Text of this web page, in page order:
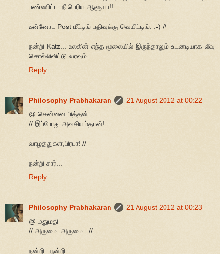
பண்ணிட்ட. நீ பெரிய ஆளுயா!!
உன்னோட Post மீட்டிங் பதிவுக்கு வெயிட்டிங். :-) //
நன்றி Katz... உலகின் எந்த மூலையில் இருந்தாலும் உடனடியாக லீவு
சொல்லிவிட்டு வரவும்...
Reply
Philosophy Prabhakaran
21 August 2012 at 00:22
@ சென்னை பித்தன்
// இப்போது அவசியம்தான்!
வாழ்த்துகள்,பிரபா! //
நன்றி சார்...
Reply
Philosophy Prabhakaran
21 August 2012 at 00:23
@ மதுமதி
// அருமை..அருமை.. //
நன்றி.. நன்றி..